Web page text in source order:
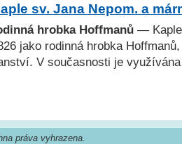
sv. Jana Nepom. a
hrobka Hoffmanů — Kaple
jako rodinná hrobka
V současnosti je
práva vyhrazena.